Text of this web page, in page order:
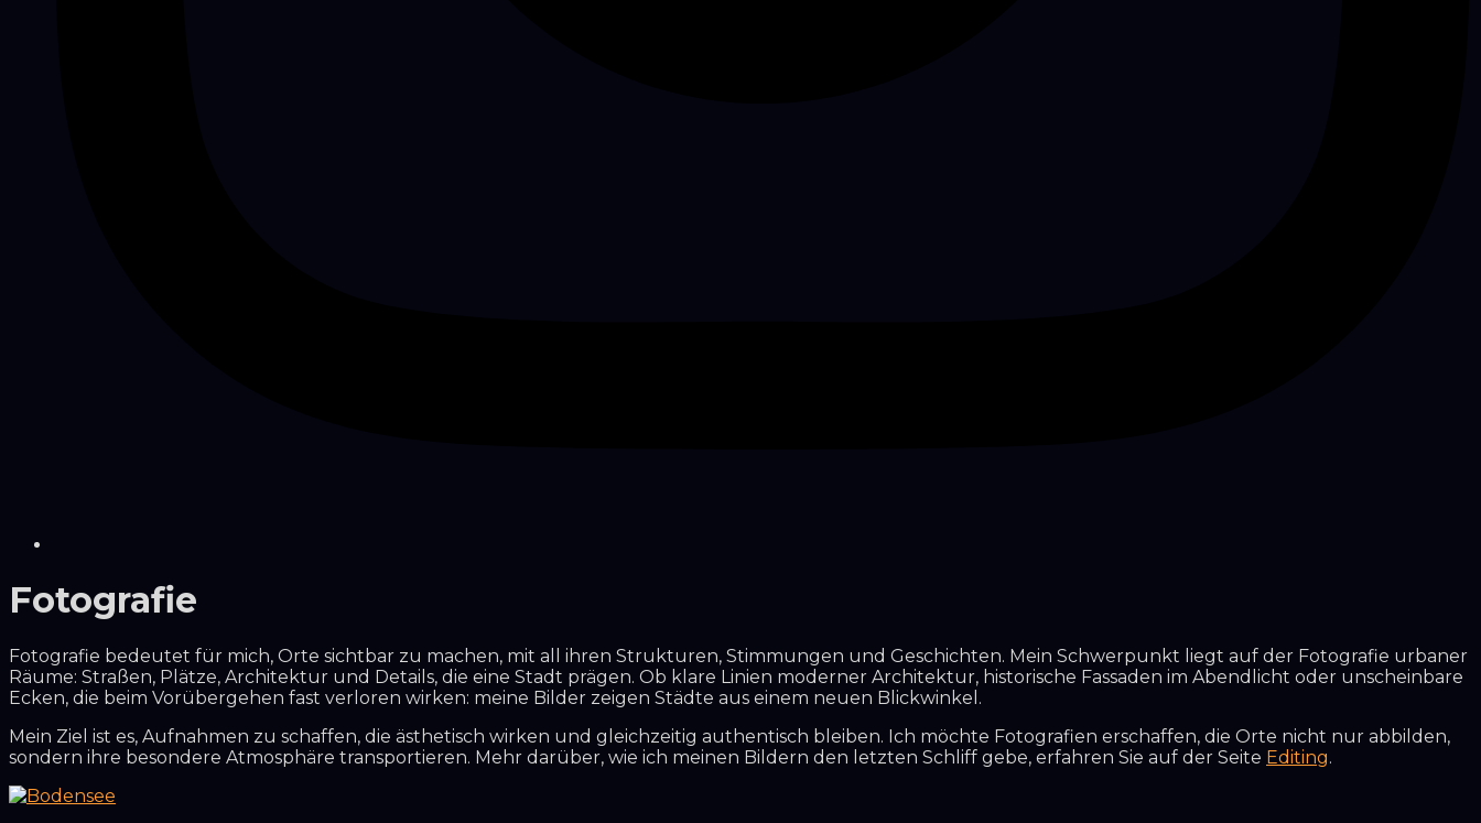
Fotografie
Fotografie bedeutet für mich, Orte sichtbar zu machen, mit all ihren Strukturen, Stimmungen und Geschichten. Mein Schwerpunkt liegt auf der Fotografie urbaner
Räume: Straßen, Plätze, Architektur und Details, die eine Stadt prägen. Ob klare Linien moderner Architektur, historische Fassaden im Abendlicht oder unscheinbare
Ecken, die beim Vorübergehen fast verloren wirken: meine Bilder zeigen Städte aus einem neuen Blickwinkel.
Mein Ziel ist es, Aufnahmen zu schaffen, die ästhetisch wirken und gleichzeitig authentisch bleiben. Ich möchte Fotografien erschaffen, die Orte nicht nur abbilden,
sondern ihre besondere Atmosphäre transportieren. Mehr darüber, wie ich meinen Bildern den letzten Schliff gebe, erfahren Sie auf der Seite Editing.